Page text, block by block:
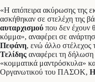
«Η απόπειρα ακύρωσης της
ασκήθηκαν σε στελέχη της
αυταρχισμού που δεν έχουν
κόμμα», αναφέρει σε
Πεφάνη, ενώ άλλο
Τελίδης αναφέρει τη δήλωση
«κομματικά μαντρόσκυλα»
Οργανωτικού του ΠΑΣΟΚ,